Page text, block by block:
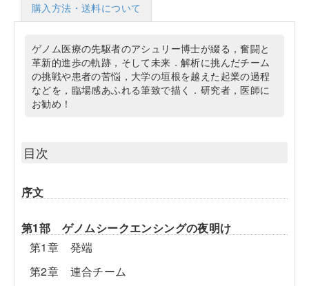
購入方法・送料について
ゲノム医療の先駆者のアシュリー博士が綴る，奮闘と
革新的進歩の軌跡，そして未来．解析に挑んだチーム
の挑戦や患者の苦悩，大学の垣根を越えた起業の過程
などを，臨場感あふれる筆致で描く．研究者，医師に
お勧め！
目次
序文
第1部 ゲノムシークエンシングの夜明け
第1章 発端
第2章 連合チーム